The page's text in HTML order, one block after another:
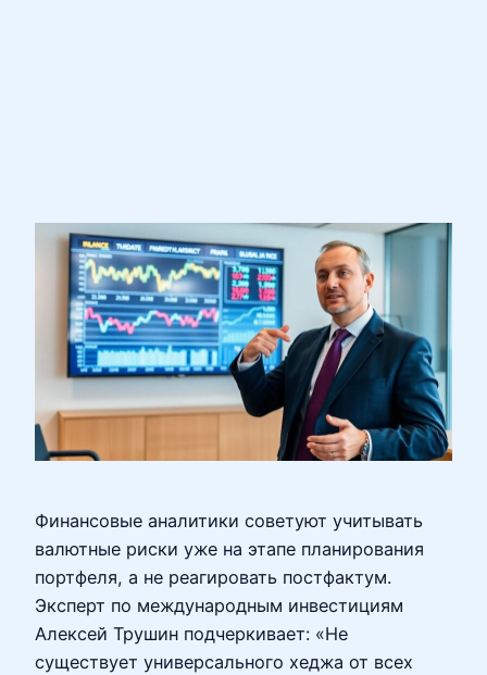
Финансовые аналитики советуют учитывать
валютные риски уже на этапе планирования
портфеля, а не реагировать постфактум.
Эксперт по международным инвестициям
Алексей Трушин подчеркивает: «Не
существует универсального хеджа от всех